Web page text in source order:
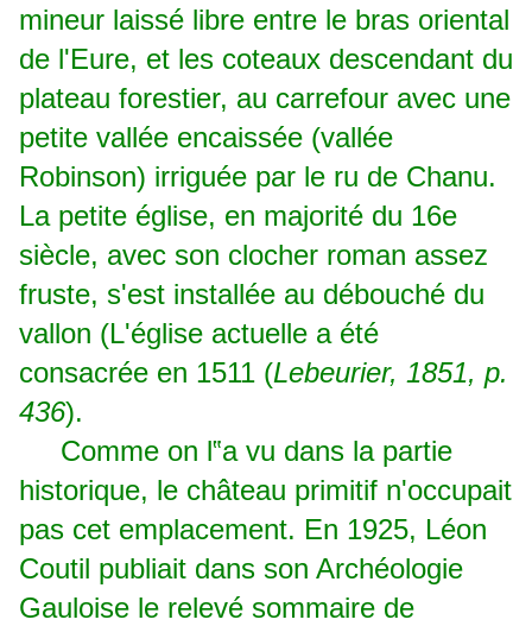
mineur laissé libre entre le bras oriental
de l'Eure, et les coteaux descendant du
plateau forestier, au carrefour avec une
petite vallée encaissée (vallée
Robinson) irriguée par le ru de Chanu.
La petite église, en majorité du 16e
siècle, avec son clocher roman assez
fruste, s'est installée au débouché du
vallon (L'église actuelle a été
consacrée en 1511 (Lebeurier, 1851, p.
436).
Comme on l‟a vu dans la partie
historique, le château primitif n'occupait
pas cet emplacement. En 1925, Léon
Coutil publiait dans son Archéologie
Gauloise le relevé sommaire de